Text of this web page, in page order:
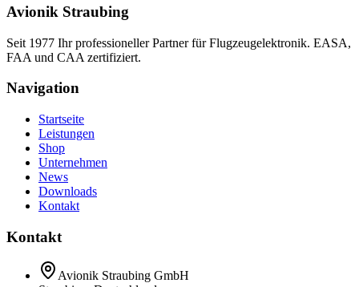
Avionik Straubing
Seit 1977 Ihr professioneller Partner für Flugzeugelektronik. EASA,
FAA und CAA zertifiziert.
Navigation
Startseite
Leistungen
Shop
Unternehmen
News
Downloads
Kontakt
Kontakt
Avionik Straubing GmbH